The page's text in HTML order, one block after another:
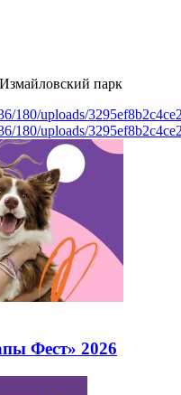
Измайловский парк
180/uploads/
180/uploads/
Фест» 2026